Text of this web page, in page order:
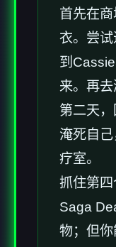
首先在
衣。尝
到
来。再去
第二天
淹死自
疗室。
抓住第
Saga
物；但